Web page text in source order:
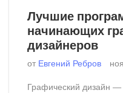
Лучшие
начинающих
дизайнеров
от Евгений Ребров
Графический дизайн —